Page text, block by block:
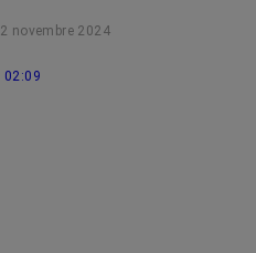
2 novembre 2024
02:09